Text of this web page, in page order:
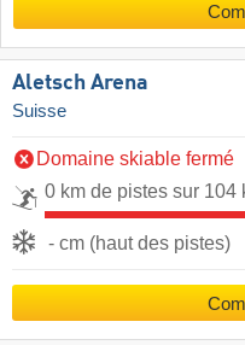
Aletsch Arena
Suisse
Domaine skiable fermé
0 km de pistes sur 104
- cm (haut des pistes)